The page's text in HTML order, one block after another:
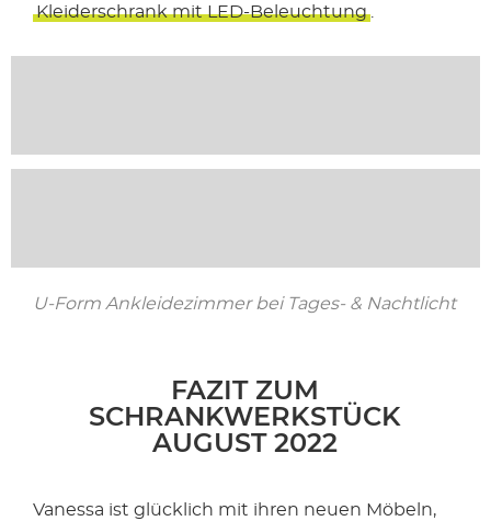
Kleiderschrank mit LED-Beleuchtung
U-Form Ankleidezimmer bei Tages- & Nachtlicht
FAZIT ZUM
SCHRANKWERKSTÜCK
AUGUST 2022
Vanessa ist glücklich mit ihren neuen Möbeln,